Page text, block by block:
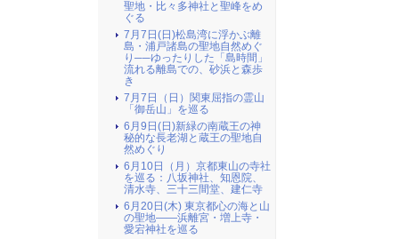
聖地・比々多神社と聖峰をめ
ぐる
7月7日(日)松島湾に浮かぶ離
島・浦戸諸島の聖地自然めぐ
り──ゆったりした「島時間」
流れる離島での、砂浜と森歩
き
7月7日（日）関東屈指の霊山
「御岳山」を巡る
6月9日(日)新緑の南蔵王の神
秘的な長老湖と蔵王の聖地自
然めぐり
6月10日（月）京都東山の寺社
を巡る：八坂神社、知恩院、
清水寺、三十三間堂、建仁寺
6月20日(木) 東京都心の海と山
の聖地――浜離宮・増上寺・
愛宕神社を巡る